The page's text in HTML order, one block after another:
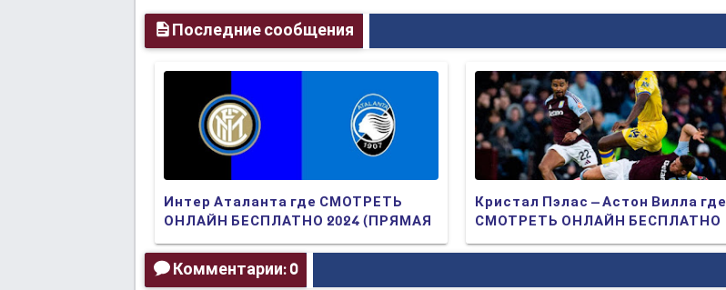
Последние сообщения
Кристал Пэлас – Астон Вилла где
СМОТРЕТЬ ОНЛАЙН БЕСПЛАТНО
2025 (ПРЯМАЯ ТРАНСЛЯЦИЯ)
Интер Аталанта где СМОТРЕТЬ
ОНЛАЙН БЕСПЛАТНО 2024 (ПРЯМАЯ
ТРАНСЛЯЦИЯ)
Комментарии: 0